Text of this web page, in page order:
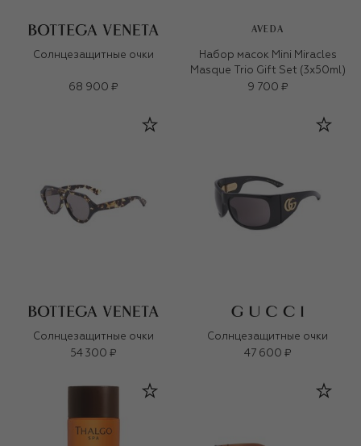
Солнцезащитные очки
68 900 ₽
AVEDA
Набор масок Mini Miracles
Masque Trio Gift Set (3x50ml)
9 700 ₽
Солнцезащитные очки
54 300 ₽
Солнцезащитные очки
47 600 ₽